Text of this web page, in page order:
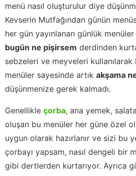
menü nasıl oluşturulur diye
Kevserin Mutfağından günün
her gün yayınlanan günlük
bugün ne pişirsem derdinden
sebzeleri ve meyveleri kullanılarak
menüler sayesinde artık akşama
düşünmenize gerek kalmadı.
Genellikle çorba, ana yemek,
oluşan bu menüler her güne özel
uygun olarak hazırlanır ve sizi bu
çorbayı yapsam, nasıl dengeli bir
gibi dertlerden kurtarıyor. Ayrıca